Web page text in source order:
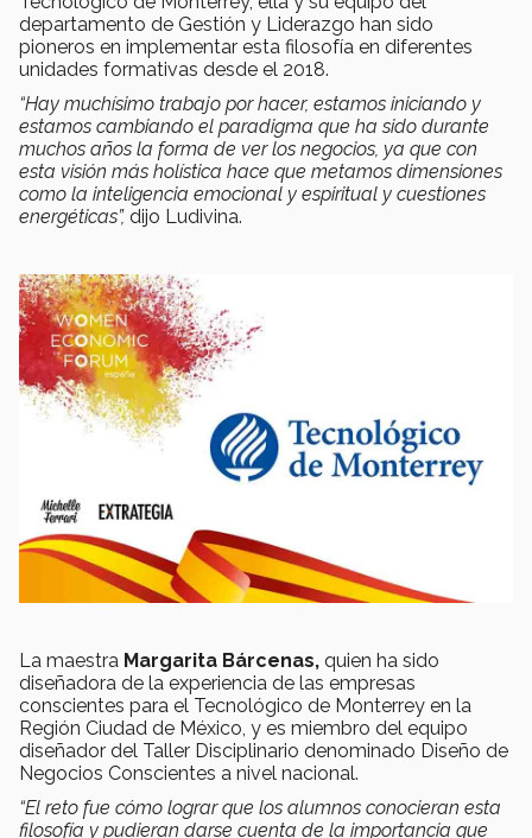
departamento de Gestión y Liderazgo han sido
pioneros en implementar esta filosofía en diferentes
unidades formativas desde el 2018.
“Hay muchísimo trabajo por hacer, estamos iniciando y
estamos cambiando el paradigma que ha sido durante
muchos años la forma de ver los negocios, ya que con
esta visión más holística hace que metamos dimensiones
como la inteligencia emocional y espiritual y cuestiones
energéticas”, dijo Ludivina.
La maestra Margarita Bárcenas, quien ha sido
diseñadora de la experiencia de las empresas
conscientes para el Tecnológico de Monterrey en la
Región Ciudad de México, y es miembro del equipo
diseñador del Taller Disciplinario denominado Diseño de
Negocios Conscientes a nivel nacional.
“El reto fue cómo lograr que los alumnos conocieran esta
filosofía y pudieran darse cuenta de la importancia que